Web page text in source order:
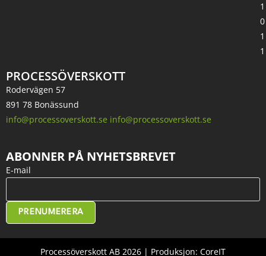
PROCESSÖVERSKOTT
Rodervägen 57
891 78 Bonässund
info@processoverskott.se info@processoverskott.se
1
0
1
1
ABONNER PÅ NYHETSBREVET
E-mail
PRENUMERERA
Processöverskott AB 2026 | Produksjon: CoreIT